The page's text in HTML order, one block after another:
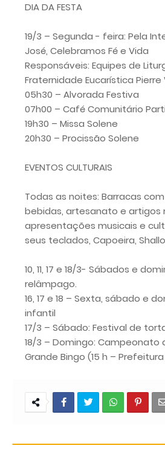
DIA DA FESTA
19/3 – Segunda - feira: Pela
José, Celebramos Fé e Vida
Responsáveis: Equipes de
Fraternidade Eucarística Pierre
05h30 – Alvorada Festiva
07h00 – Café Comunitário
19h30 – Missa Solene
20h30 – Procissão Solene
EVENTOS CULTURAIS
Todas as noites: Barracas
bebidas, artesanato e artigos
apresentações musicais e
seus teclados, Capoeira,
10, 11, 17 e 18/3- Sábados e
relâmpago.
16, 17 e 18 – Sexta, sábado e
infantil
17/3 – Sábado: Festival de
18/3 – Domingo: Campeonato
Grande Bingo (15 h –